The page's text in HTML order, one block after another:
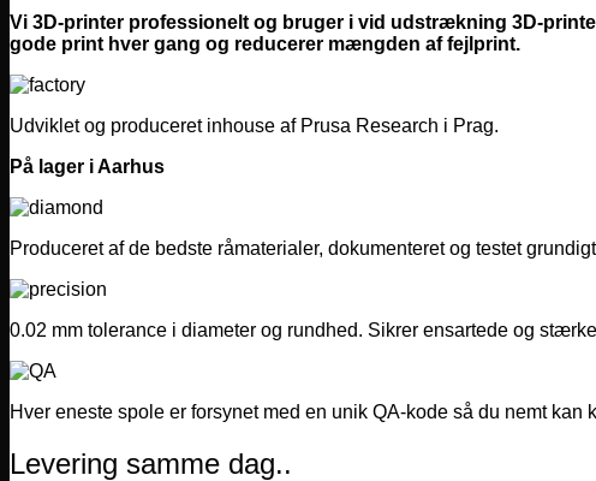
Vi 3D-printer professionelt og bruger i vid udstrækning 3D-
gode print hver gang og reducerer mængden af fejlprint.
Udviklet og produceret inhouse af Prusa Research i Prag.
På lager i Aarhus
Produceret af de bedste råmaterialer, dokumenteret og testet
0.02 mm tolerance i diameter og rundhed. Sikrer ensartede og
Hver eneste spole er forsynet med en unik QA-kode så du nemt kan
Levering samme dag..